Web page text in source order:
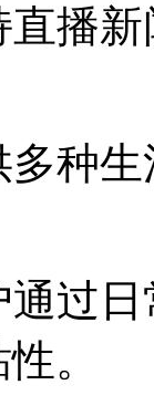
播
种
通过
。